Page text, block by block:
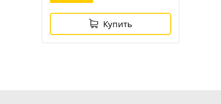
Купить